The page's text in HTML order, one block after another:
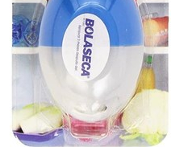
Note di Natura
Eco Friendly
Curatenie & Intretinere
Solutii curatare si intretinere
toalete portabile
Solutii curatare si intretinere
terase exterioare